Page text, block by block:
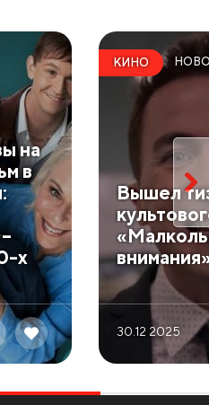
на
в
х
КИНО
Вышел
30.12 2025